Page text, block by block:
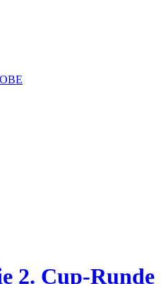
2. Cup-Runde